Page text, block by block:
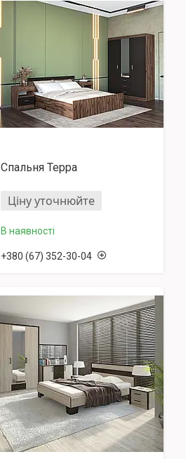
Спальня Терра
Ціну уточнюйте
В наявності
+380 (67) 352-30-04